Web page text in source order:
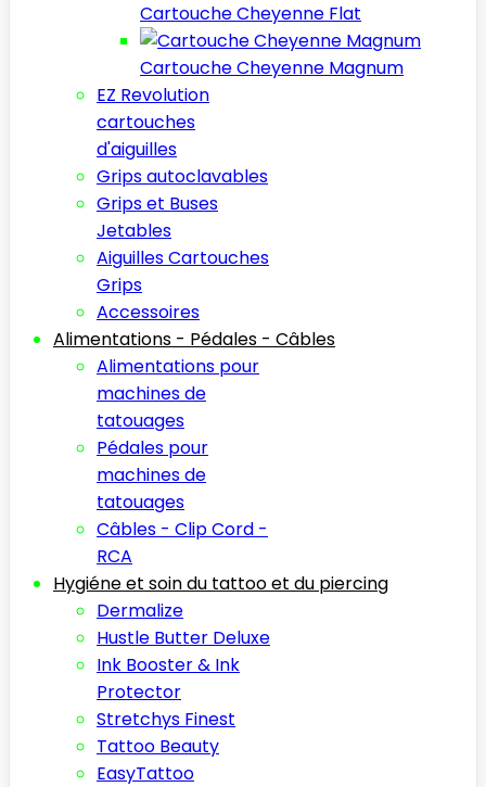
Cartouche Cheyenne Flat
Cartouche Cheyenne Magnum
EZ Revolution
cartouches
d'aiguilles
Grips autoclavables
Grips et Buses
Jetables
Aiguilles Cartouches
Grips
Accessoires
Alimentations - Pédales - Câbles
Alimentations pour
machines de
tatouages
Pédales pour
machines de
tatouages
Câbles - Clip Cord -
RCA
Hygiéne et soin du tattoo et du piercing
Dermalize
Hustle Butter Deluxe
Ink Booster & Ink
Protector
Stretchys Finest
Tattoo Beauty
EasyTattoo